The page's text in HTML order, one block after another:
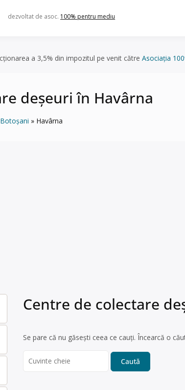
dezvoltat de asoc. 100% pentru mediu
a 3,5% din impozitul pe venit către Asociația
deșeuri în Havârna
Havârna
Centre de colectare
Se pare că nu găsești ceea ce cauți. Încearcă o
for: